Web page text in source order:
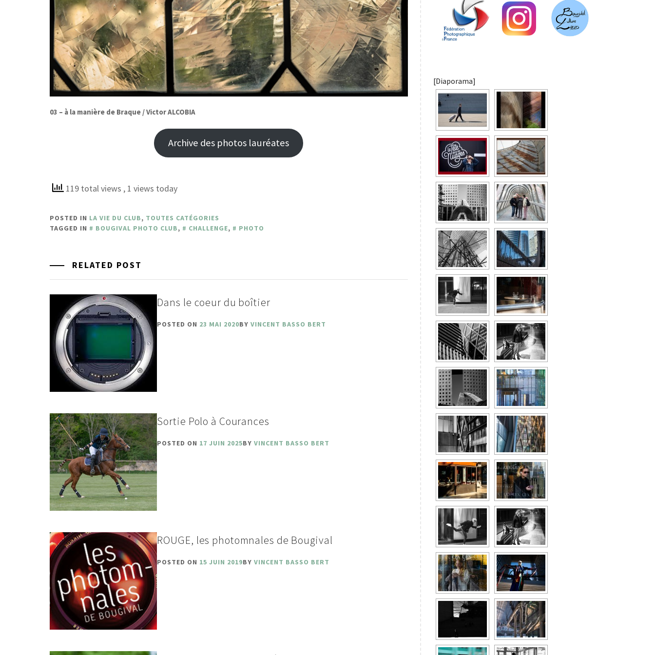
03 – à la manière de Braque /Victor ALCOBIA
Archive des photos lauréates
119 total views , 1 views today
POSTED IN LA VIE DU CLUB, TOUTES CATÉGORIES
TAGGED IN
BOUGIVAL PHOTO CLUB, CHALLENGE, PHOTO
RELATED POST
Dans le coeur du boîtier
POSTED ON 23 MAI 2020BYVINCENT BASSO BERT
Sortie Polo à Courances
POSTED ON 17 JUIN 2025BYVINCENT BASSO BERT
ROUGE, les photomnales de Bougival
POSTED ON 15 JUIN 2019BYVINCENT BASSO BERT
[Diaporama]